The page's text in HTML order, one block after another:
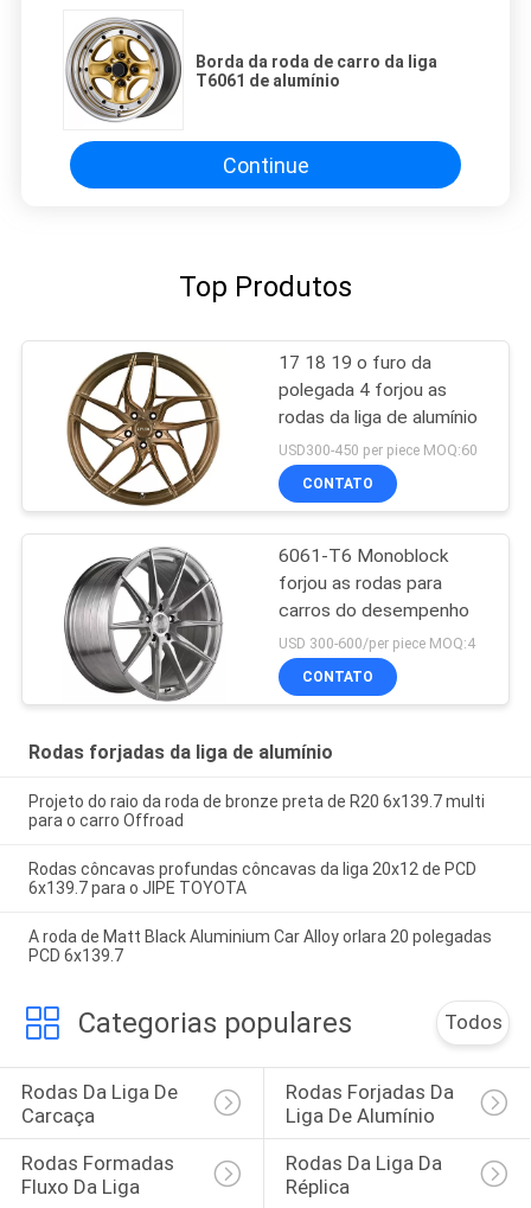
Borda da roda de carro da liga
T6061 de alumínio
Continue
Top Produtos
17 18 19 o furo da
polegada 4 forjou as
rodas da liga de alumínio
USD300-450 per piece MOQ:60
CONTATO
6061-T6 Monoblock
forjou as rodas para
carros do desempenho
USD 300-600/per piece MOQ:4
CONTATO
Rodas forjadas da liga de alumínio
Projeto do raio da roda de bronze preta de R20 6x139.7 multi
para o carro Offroad
Rodas côncavas profundas côncavas da liga 20x12 de PCD
6x139.7 para o JIPE TOYOTA
A roda de Matt Black Aluminium Car Alloy orlara 20 polegadas
PCD 6x139.7
Categorias populares Todos
Rodas Da Liga De
Carcaça
Rodas Forjadas Da
Liga De Alumínio
Rodas Formadas
Fluxo Da Liga
Rodas Da Liga Da
Réplica